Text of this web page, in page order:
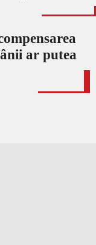
ar putea